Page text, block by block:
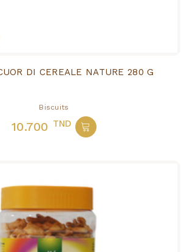
DI CEREALE NATURE 280 G
Biscuits
10.700 TND